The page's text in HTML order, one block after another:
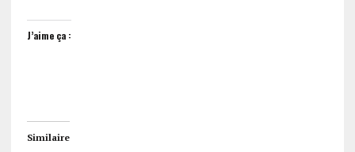
J’aime ça :
Similaire